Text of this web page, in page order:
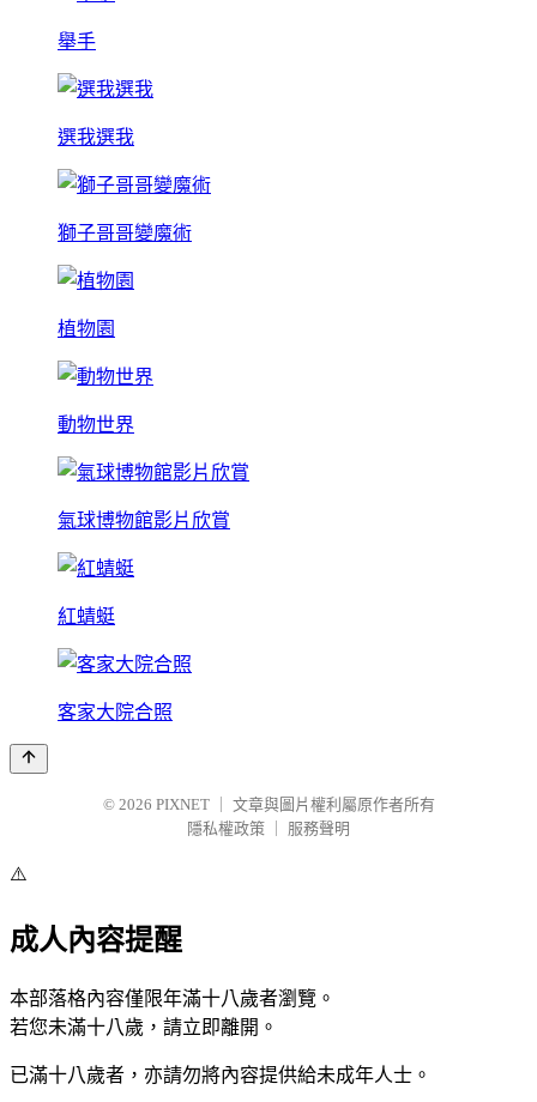
舉手
選我選我
獅子哥哥變魔術
植物園
動物世界
氣球博物館影片欣賞
紅蜻蜓
客家大院合照
© 2026 PIXNET
文章與圖片權利屬原作者所有
隱私權政策
服務聲明
⚠️
成人內容提醒
本部落格內容僅限年滿十八歲者瀏覽。
若您未滿十八歲，請立即離開。
已滿十八歲者，亦請勿將內容提供給未成年人士。